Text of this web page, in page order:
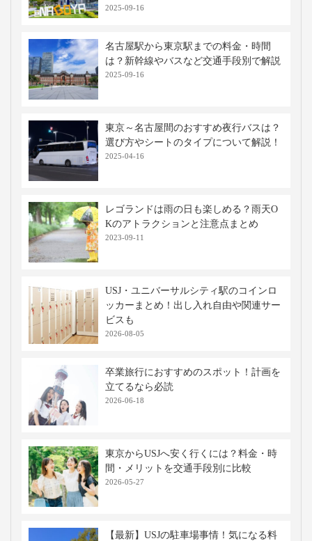
2025-09-16
名古屋駅から東京駅までの料金・時間
は？新幹線やバスなど交通手段別で解説
2025-09-16
東京～名古屋間のおすすめ夜行バスは？
選び方やシートのタイプについて解説！
2025-04-16
レゴランドは雨の日も楽しめる？雨天O
Kのアトラクションと注意点まとめ
2023-09-11
USJ・ユニバーサルシティ駅のコインロ
ッカーまとめ！出し入れ自由や関連サー
ビスも
2026-08-05
卒業旅行におすすめのスポット！計画を
立てるなら必読
2026-06-18
東京からUSJへ安く行くには？料金・時
間・メリットを交通手段別に比較
2026-05-27
【最新】USJの駐車場事情！気になる料